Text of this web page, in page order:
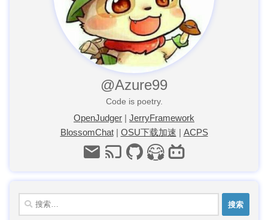
@Azure99
Code is poetry.
OpenJudger | JerryFramework
BlossomChat| OSU下载加速 | ACPS
搜
索：